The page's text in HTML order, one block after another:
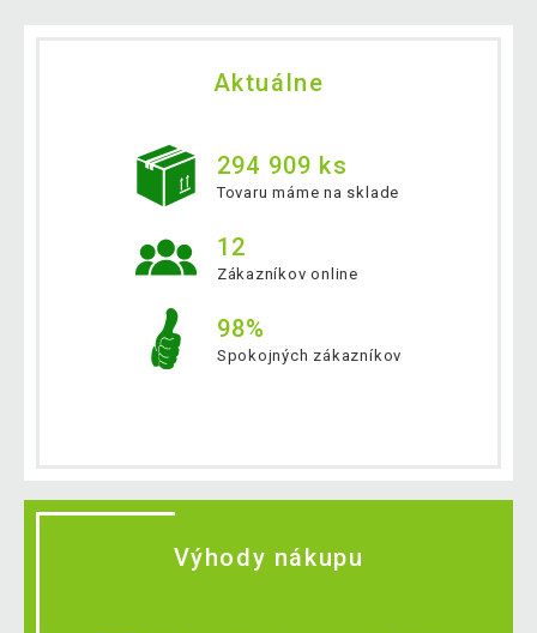
Aktuálne
294 909 ks
Tovaru máme na sklade
12
Zákazníkov online
98%
Spokojných zákazníkov
Výhody nákupu